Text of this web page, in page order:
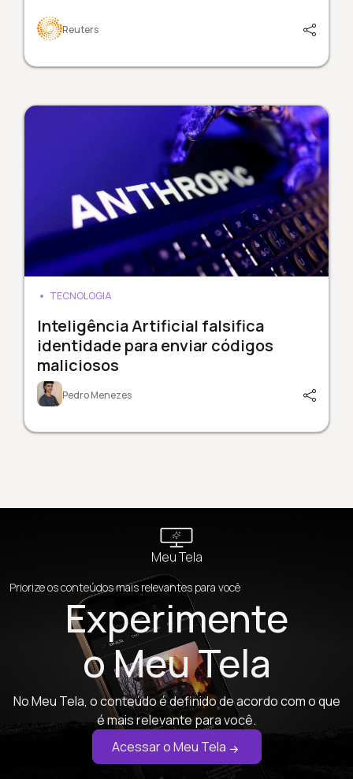
Reuters
TECNOLOGIA
Inteligência Artificial falsifica
identidade para enviar códigos
maliciosos
Pedro Menezes
Meu Tela
Priorize os conteúdos mais relevantes para você
Experimente
o Meu Tela
No Meu Tela, o conteúdo é definido de acordo com o que
é mais relevante para você.
Acessar o Meu Tela